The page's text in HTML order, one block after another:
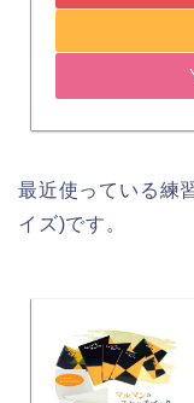
最近使っている練
イズ)です。